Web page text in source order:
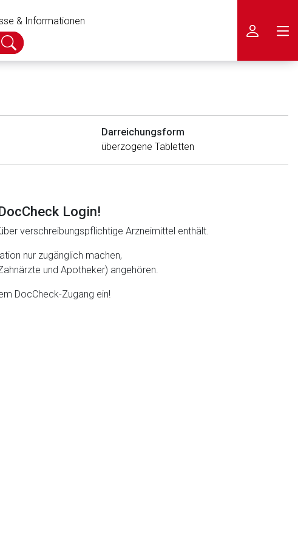
& Informationen
Suche
abschicken
Darreichungsform
überzogene Tabletten
Login!
verschreibungspflichtige Arzneimittel enthält.
nur zugänglich machen,
und Apotheker) angehören.
DocCheck-Zugang ein!
Web-Seite ist deren